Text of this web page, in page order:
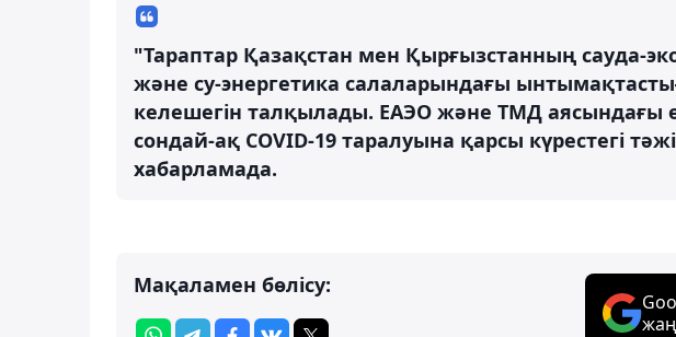
"Тараптар Қазақстан мен Қырғызстанның сауда-
және су-энергетика салаларындағы
келешегін талқылады. ЕАЭО және ТМД аясындағы
сондай-ақ COVID-19 таралуына қарсы күрестегі
хабарламада.
Мақаламен бөлісу: